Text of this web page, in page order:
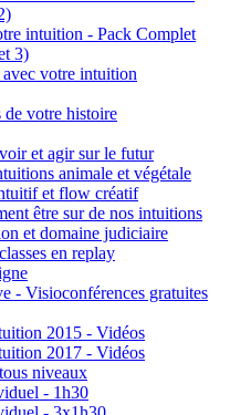
intuition - Pack Complet
3)
avec votre intuition
de votre histoire
et agir sur le futur
animale et végétale
et flow créatif
être sur de nos intuitions
et domaine judiciaire
en replay
- Visioconférences gratuites
2015 - Vidéos
2017 - Vidéos
niveaux
- 1h30